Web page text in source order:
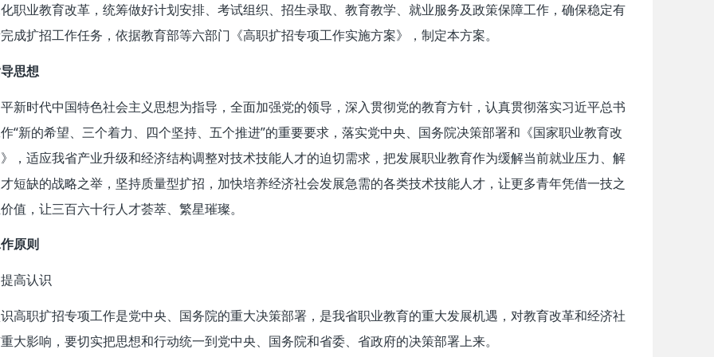
职业教育改革，统筹做好计划安排、考试组织、招生录取、教育教学、就业服务及政策保障工作，确保稳定有
成扩招工作任务，依据教育部等六部门《高职扩招专项工作实施方案》，制定本方案。
思想
新时代中国特色社会主义思想为指导，全面加强党的领导，深入贯彻党的教育方针，认真贯彻落实习近平总书
“新的希望、三个着力、四个坚持、五个推进”的重要要求，落实党中央、国务院决策部署和《国家职业教育改
，适应我省产业升级和经济结构调整对技术技能人才的迫切需求，把发展职业教育作为缓解当前就业压力、解
短缺的战略之举，坚持质量型扩招，加快培养经济社会发展急需的各类技术技能人才，让更多青年凭借一技之
值，让三百六十行人才荟萃、繁星璀璨。
原则
高认识
高职扩招专项工作是党中央、国务院的重大决策部署，是我省职业教育的重大发展机遇，对教育改革和经济社
大影响，要切实把思想和行动统一到党中央、国务院和省委、省政府的决策部署上来。